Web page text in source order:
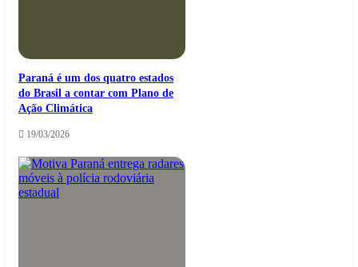
Paraná é um dos quatro estados
do Brasil a contar com Plano de
Ação Climática
19/03/2026